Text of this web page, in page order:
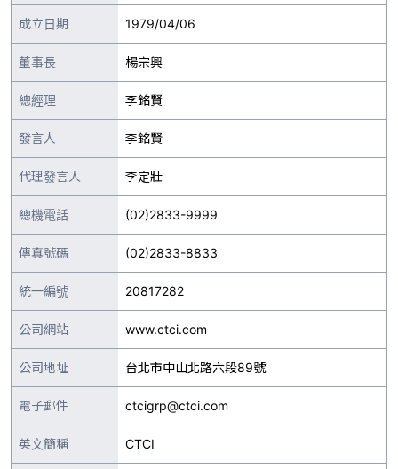
成立日期 1979/04/06
董事長 楊宗興
總經理 李銘賢
發言人 李銘賢
代理發言人 李定壯
總機電話 (02)2833-9999
傳真號碼 (02)2833-8833
統一編號 20817282
公司網站 www.ctci.com
公司地址 台北市中山北路六段89號
電子郵件 ctcigrp@ctci.com
英文簡稱 CTCI